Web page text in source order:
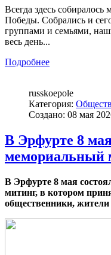
Всегда здесь
Победы. Собрались и
группами и семьями,
весь день...
Подробнее
russkoepole
Категория:
Создано: 08 мая
В Эрфурте 8
мемориальный
В Эрфурте 8 мая
митинг, в котором
общественники,